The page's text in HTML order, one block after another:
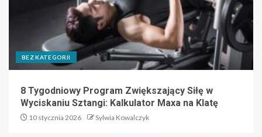
BEZ KATEGORII
8 Tygodniowy Program Zwiększający Siłę w
Wyciskaniu Sztangi: Kalkulator Maxa na Klatę
10 stycznia 2026 Sylwia Kowalczyk